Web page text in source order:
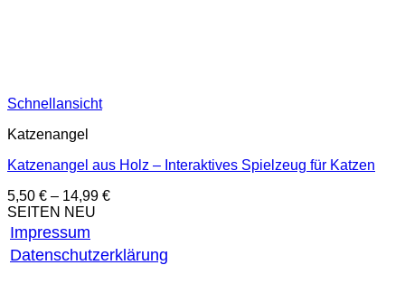
Schnellansicht
Katzenangel
Katzenangel aus Holz – Interaktives Spielzeug für Katzen
5,50 € – 14,99 €
SEITEN NEU
Impressum
Datenschutzerklärung